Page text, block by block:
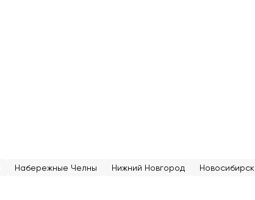
Набережные Челны Нижний Новгород Новосибирск